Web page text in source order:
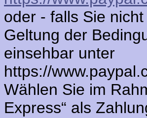
oder - falls Sie
Geltung der
einsehbar unter
https://
Wählen Sie im
Express“ als